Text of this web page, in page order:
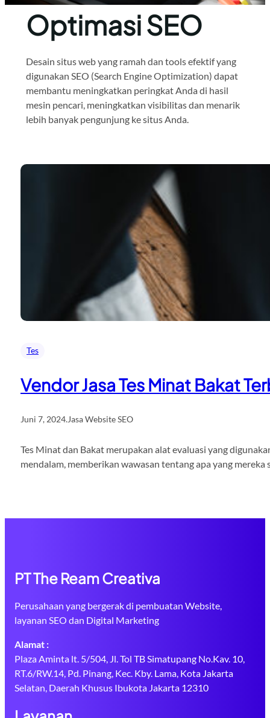
Optimasi SEO
Desain situs web yang ramah dan tools efektif yang
digunakan SEO (Search Engine Optimization) dapat
membantu meningkatkan peringkat Anda di hasil
mesin pencari, meningkatkan visibilitas dan menarik
lebih banyak pengunjung ke situs Anda.
Tes
Vendor Jasa Tes Minat Bakat
Juni 7, 2024.Jasa Website SEO
Tes Minat dan Bakat merupakan alat evaluasi yang
mendalam, memberikan wawasan tentang apa yang
PT The Ream Creativa
Perusahaan yang bergerak di pembuatan Website,
layanan SEO dan Digital Marketing
Alamat :
Plaza Aminta lt. 5/504, Jl. Tol TB Simatupang No.Kav. 10,
RT.6/RW.14, Pd. Pinang, Kec. Kby. Lama, Kota Jakarta
Selatan, Daerah Khusus Ibukota Jakarta 12310